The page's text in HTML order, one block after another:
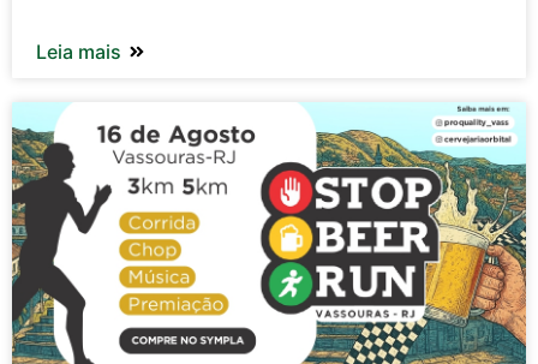
Leia mais